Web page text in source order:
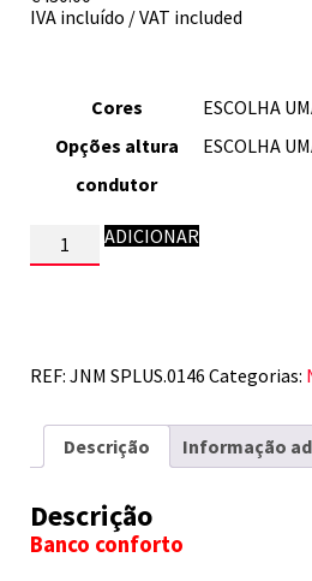
IVA incluído / VAT included
Cores
Opções altura
condutor
QuantidadeADICIONAR
REF: JNM SPLUS.0146 Categorias:
Descrição Informação
Descrição
Banco conforto